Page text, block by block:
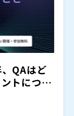
化によって、
チを紹介しま
エンドユー
う適用してい
いが、テスト
ストサービス
的な進め方を
QAはど
トについ